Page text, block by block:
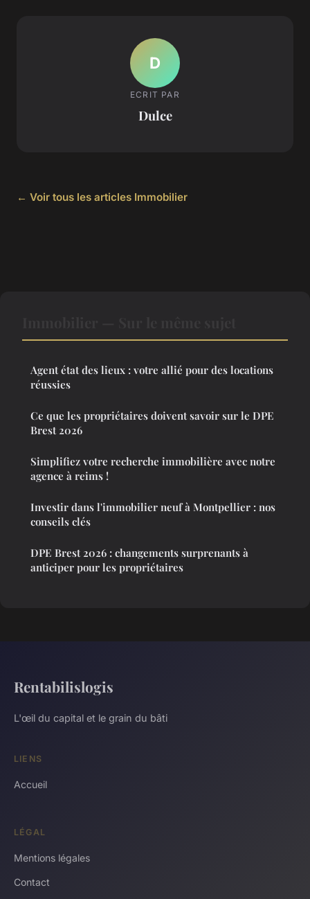
D
ECRIT PAR
Dulce
← Voir tous les articles Immobilier
Agent état des lieux : votre allié pour des locations
réussies
Ce que les propriétaires doivent savoir sur le DPE
Brest 2026
Simplifiez votre recherche immobilière avec notre
agence à reims !
Investir dans l'immobilier neuf à Montpellier : nos
conseils clés
DPE Brest 2026 : changements surprenants à
anticiper pour les propriétaires
Rentabilislogis
L'œil du capital et le grain du bâti
LIENS
Accueil
LÉGAL
Mentions légales
Contact